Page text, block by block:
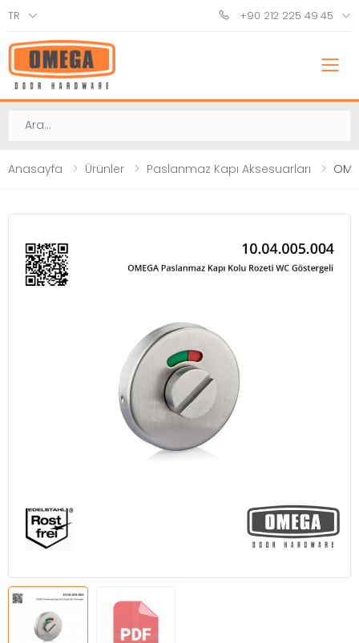
TR +90 212 225 49 45
Ara
Anasayfa Ürünler Paslanmaz Kapı Aksesuarları